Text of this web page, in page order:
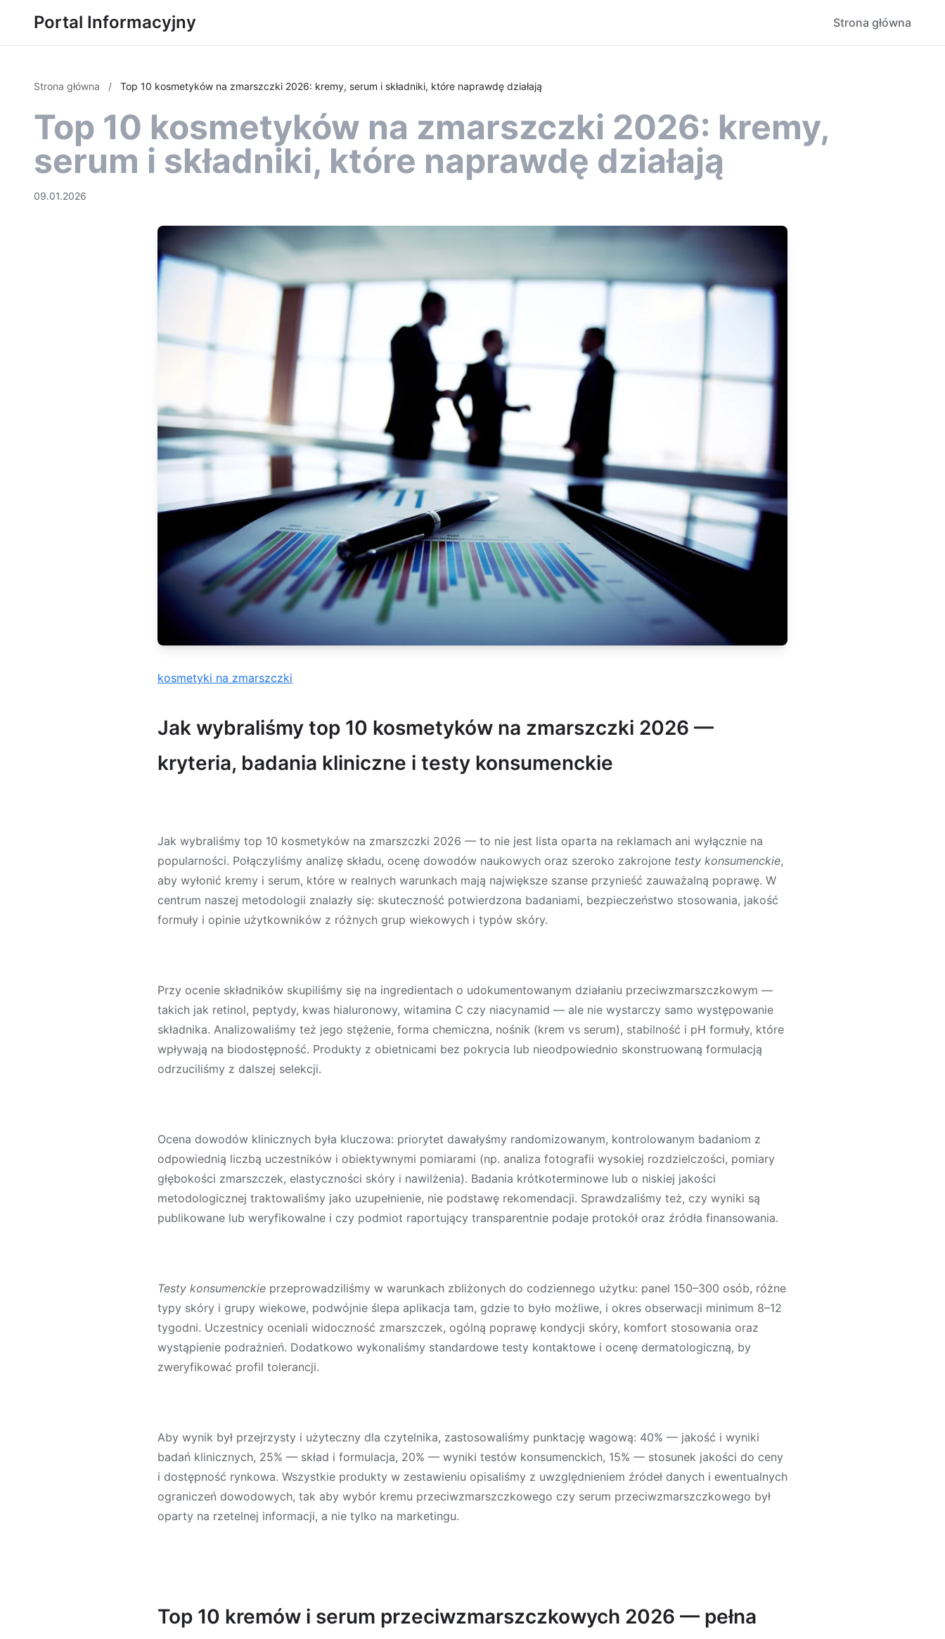
Portal Informacyjny Strona główna
Strona główna / Top 10 kosmetyków na zmarszczki 2026: kremy, serum i składniki, które naprawdę działają
Top 10 kosmetyków na zmarszczki 2026: kremy,
serum i składniki, które naprawdę działają
09.01.2026
kosmetyki na zmarszczki
Jak wybraliśmy top 10 kosmetyków na zmarszczki 2026 —
kryteria, badania kliniczne i testy konsumenckie
Jak wybraliśmy top 10 kosmetyków na zmarszczki 2026 — to nie jest lista oparta na reklamach ani wyłącznie na
popularności. Połączyliśmy analizę składu, ocenę dowodów naukowych oraz szeroko zakrojone testy konsumenckie,
aby wyłonić kremy i serum, które w realnych warunkach mają największe szanse przynieść zauważalną poprawę. W
centrum naszej metodologii znalazły się: skuteczność potwierdzona badaniami, bezpieczeństwo stosowania, jakość
formuły i opinie użytkowników z różnych grup wiekowych i typów skóry.
Przy ocenie składników skupiliśmy się na ingredientach o udokumentowanym działaniu przeciwzmarszczkowym —
takich jak retinol, peptydy, kwas hialuronowy, witamina C czy niacynamid — ale nie wystarczy samo występowanie
składnika. Analizowaliśmy też jego stężenie, forma chemiczna, nośnik (krem vs serum), stabilność i pH formuły, które
wpływają na biodostępność. Produkty z obietnicami bez pokrycia lub nieodpowiednio skonstruowaną formulacją
odrzuciliśmy z dalszej selekcji.
Ocena dowodów klinicznych była kluczowa: priorytet dawałyśmy randomizowanym, kontrolowanym badaniom z
odpowiednią liczbą uczestników i obiektywnymi pomiarami (np. analiza fotografii wysokiej rozdzielczości, pomiary
głębokości zmarszczek, elastyczności skóry i nawilżenia). Badania krótkoterminowe lub o niskiej jakości
metodologicznej traktowaliśmy jako uzupełnienie, nie podstawę rekomendacji. Sprawdzaliśmy też, czy wyniki są
publikowane lub weryfikowalne i czy podmiot raportujący transparentnie podaje protokół oraz źródła finansowania.
Testy konsumenckie przeprowadziliśmy w warunkach zbliżonych do codziennego użytku: panel 150–300 osób, różne
typy skóry i grupy wiekowe, podwójnie ślepa aplikacja tam, gdzie to było możliwe, i okres obserwacji minimum 8–12
tygodni. Uczestnicy oceniali widoczność zmarszczek, ogólną poprawę kondycji skóry, komfort stosowania oraz
wystąpienie podrażnień. Dodatkowo wykonaliśmy standardowe testy kontaktowe i ocenę dermatologiczną, by
zweryfikować profil tolerancji.
Aby wynik był przejrzysty i użyteczny dla czytelnika, zastosowaliśmy punktację wagową: 40% — jakość i wyniki
badań klinicznych, 25% — skład i formulacja, 20% — wyniki testów konsumenckich, 15% — stosunek jakości do ceny
i dostępność rynkowa. Wszystkie produkty w zestawieniu opisaliśmy z uwzględnieniem źródeł danych i ewentualnych
ograniczeń dowodowych, tak aby wybór kremu przeciwzmarszczkowego czy serum przeciwzmarszczkowego był
oparty na rzetelnej informacji, a nie tylko na marketingu.
Top 10 kremów i serum przeciwzmarszczkowych 2026 — pełna